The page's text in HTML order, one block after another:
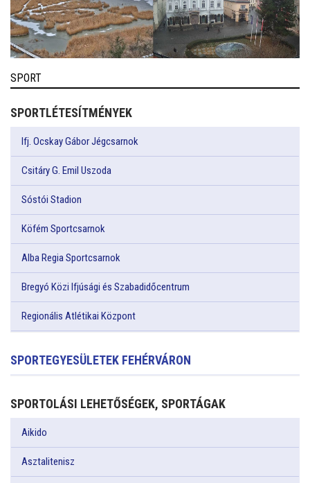
SPORT
SPORTLÉTESÍTMÉNYEK
Ifj. Ocskay Gábor Jégcsarnok
Csitáry G. Emil Uszoda
Sóstói Stadion
Köfém Sportcsarnok
Alba Regia Sportcsarnok
Bregyó Közi Ifjúsági és Szabadidőcentrum
Regionális Atlétikai Központ
SPORTEGYESÜLETEK FEHÉRVÁRON
SPORTOLÁSI LEHETŐSÉGEK, SPORTÁGAK
Aikido
Asztalitenisz